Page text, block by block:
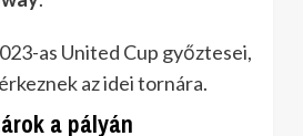
as United Cup győztesei,
az idei tornára.
a pályán